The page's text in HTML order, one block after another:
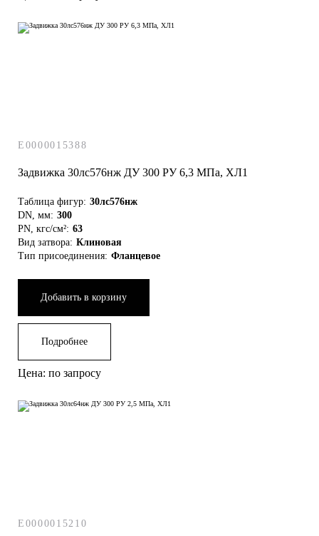
E0000015388
Задвижка 30лс576нж ДУ 300 РУ 6,3 МПа, ХЛ1
Таблица фигур: 30лс576нж
DN, мм: 300
PN, кгс/см²: 63
Вид затвора: Клиновая
Тип присоединения: Фланцевое
Добавить в корзину
Подробнее
Цена: по запросу
E0000015210